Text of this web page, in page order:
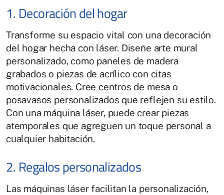
1. Decoración del hogar
Transforme su espacio vital con una decoración
del hogar hecha con láser. Diseñe arte mural
personalizado, como paneles de madera
grabados o piezas de acrílico con citas
motivacionales. Cree centros de mesa o
posavasos personalizados que reflejen su estilo.
Con una máquina láser, puede crear piezas
atemporales que agreguen un toque personal a
cualquier habitación.
2. Regalos personalizados
Las máquinas láser facilitan la personalización,